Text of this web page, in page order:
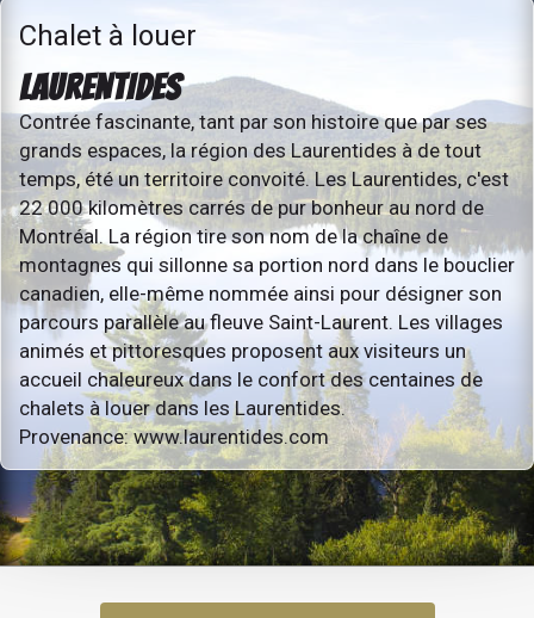
Chalet à louer
LAURENTIDES
Contrée fascinante, tant par son histoire que par ses
grands espaces, la région des Laurentides à de tout
temps, été un territoire convoité. Les Laurentides, c'est
22 000 kilomètres carrés de pur bonheur au nord de
Montréal. La région tire son nom de la chaîne de
montagnes qui sillonne sa portion nord dans le bouclier
canadien, elle-même nommée ainsi pour désigner son
parcours parallèle au fleuve Saint-Laurent. Les villages
animés et pittoresques proposent aux visiteurs un
accueil chaleureux dans le confort des centaines de
chalets à louer dans les Laurentides.
Provenance: www.laurentides.com